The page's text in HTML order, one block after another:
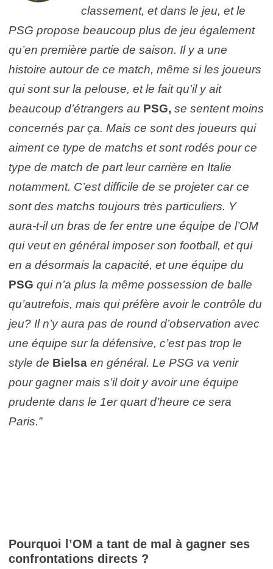
classement, et dans le jeu, et le
PSG propose beaucoup plus de jeu également
qu’en première partie de saison. Il y a une
histoire autour de ce match, même si les joueurs
qui sont sur la pelouse, et le fait qu’il y ait
beaucoup d’étrangers au PSG, se sentent moins
concernés par ça. Mais ce sont des joueurs qui
aiment ce type de matchs et sont rodés pour ce
type de match de part leur carrière en Italie
notamment. C’est difficile de se projeter car ce
sont des matchs toujours très particuliers. Y
aura-t-il un bras de fer entre une équipe de l’OM
qui veut en général imposer son football, et qui
en a désormais la capacité, et une équipe du
PSG qui n’a plus la même possession de balle
qu’autrefois, mais qui préfère avoir le contrôle du
jeu? Il n’y aura pas de round d’observation avec
une équipe sur la défensive, c’est pas trop le
style de Bielsa en général. Le PSG va venir
pour gagner mais s’il doit y avoir une équipe
prudente dans le 1er quart d’heure ce sera
Paris.”
Pourquoi l’OM a tant de mal à gagner ses
confrontations directs ?